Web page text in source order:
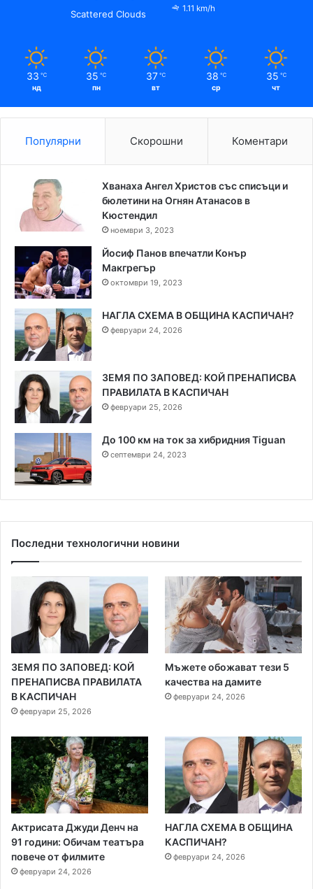
Scattered Clouds
1.11 km/h
33 ℃
нд
35 ℃
пн
37 ℃
вт
38 ℃
ср
35 ℃
чт
Популярни Скорошни Коментари
Хванаха Ангел Христов със списъци и
бюлетини на Огнян Атанасов в
Кюстендил
ноември 3, 2023
Йосиф Панов впечатли Конър
Макгрегър
октомври 19, 2023
НАГЛА СХЕМА В ОБЩИНА КАСПИЧАН?
февруари 24, 2026
ЗЕМЯ ПО ЗАПОВЕД: КОЙ ПРЕНАПИСВА
ПРАВИЛАТА В КАСПИЧАН
февруари 25, 2026
До 100 км на ток за хибридния Tiguan
септември 24, 2023
Последни технологични новини
ЗЕМЯ ПО ЗАПОВЕД: КОЙ
ПРЕНАПИСВА ПРАВИЛАТА
В КАСПИЧАН
февруари 25, 2026
Мъжете обожават тези 5
качества на дамите
февруари 24, 2026
Актрисата Джуди Денч на
91 години: Обичам театъра
повече от филмите
февруари 24, 2026
НАГЛА СХЕМА В ОБЩИНА
КАСПИЧАН?
февруари 24, 2026